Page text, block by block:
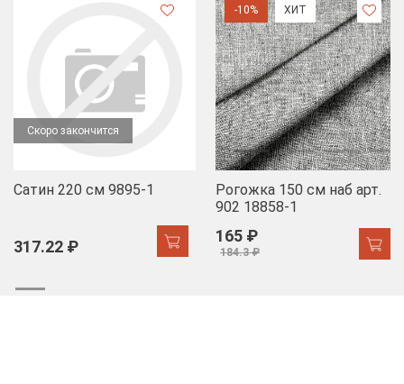
Скоро закончится
Сатин 220 см 9895-1
317.22 ₽
-10% ХИТ
Рогожка 150 см наб арт.
902 18858-1
165 ₽
184.3 ₽